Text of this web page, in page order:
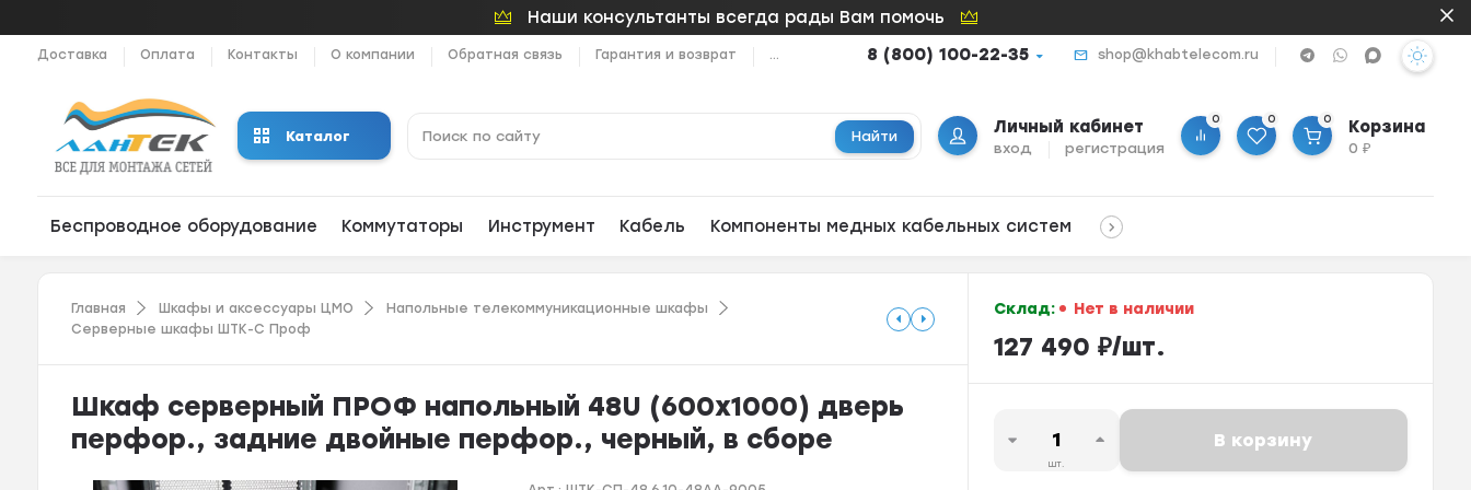
Наши консультанты всегда рады Вам помочь
Доставка Оплата Контакты О компании Обратная связь Гарантия и возврат ... 8 (800) 100-22-35 shop@khabtelecom.ru
Каталог Найти Личный кабинет
вход регистрация
0 0 0 Корзина
0₽
Беспроводное оборудование Коммутаторы Инструмент Кабель Компоненты медных кабельных систем
Главная Шкафы и аксессуары ЦМО
Напольные телекоммуникационные шкафы
Серверные шкафы ШТК-С Проф
Шкаф серверный ПРОФ напольный 48U (600x1000) дверь
перфор., задние двойные перфор., черный, в сборе
Склад: Нет в наличии
127 490 ₽/шт.
шт.
В корзину